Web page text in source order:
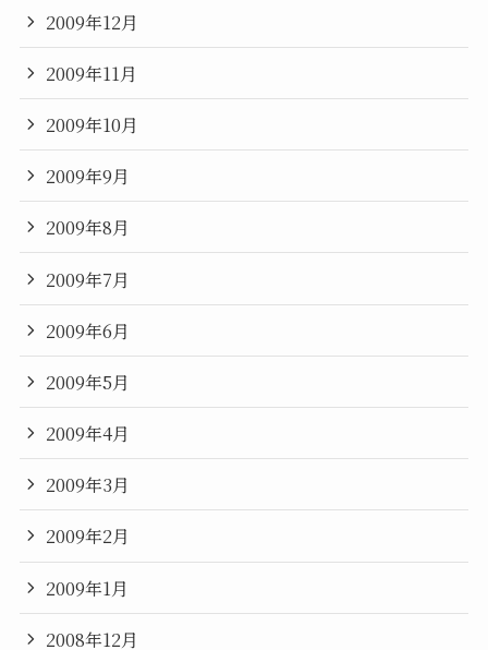
2009年12月
2009年11月
2009年10月
2009年9月
2009年8月
2009年7月
2009年6月
2009年5月
2009年4月
2009年3月
2009年2月
2009年1月
2008年12月